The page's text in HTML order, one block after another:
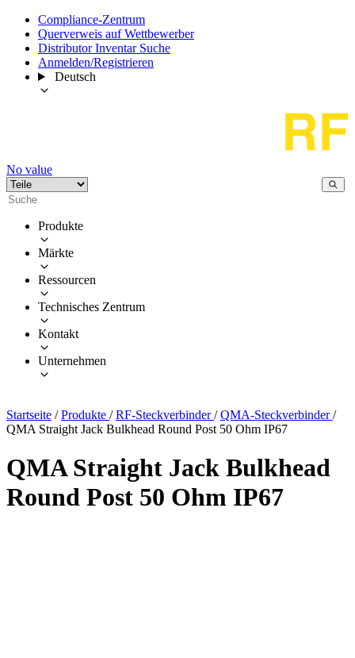
Compliance-Zentrum
Querverweis auf Wettbewerber
Distributor Inventar Suche
Anmelden/Registrieren
Deutsch
No value
Produkte
Märkte
Ressourcen
Technisches Zentrum
Kontakt
Unternehmen
Startseite / Produkte / RF-Steckverbinder/ QMA-Steckverbinder/
QMA Straight Jack Bulkhead Round Post 50 Ohm IP67
QMA Straight Jack Bulkhead
Round Post 50 Ohm IP67